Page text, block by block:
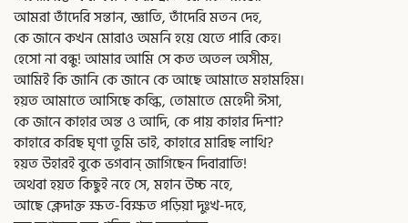
আমরা তাঁদেরি সন্তান, জ্ঞাতি, তাঁদেরি মতন দেহ,
কে জানে কখন মোরাও অমনি হয়ে যেতে পারি কেহ।
হেসো না বন্ধু! আমার আমি সে কত অতল অসীম,
আমিই কি জানি কে জানে কে আছে আমাতে মহামহিম।
হয়ত আমাতে আসিছে কল্কি, তোমাতে মেহেদী ঈসা,
কে জানে কাহার অন্ত ও আদি, কে পায় কাহার দিশা?
কাহারে করিছ ঘৃণা তুমি ভাই, কাহারে মারিছ লাথি?
হয়ত উহারই বুকে ভগবান্‌ জাগিছেন দিবারাতি!
অথবা হয়ত কিছুই নহে সে, মহান উচ্চ নহে,
আছে ক্লেদাক্ত ক্ষত-বিক্ষত পড়িয়া দুঃখ-দহে,